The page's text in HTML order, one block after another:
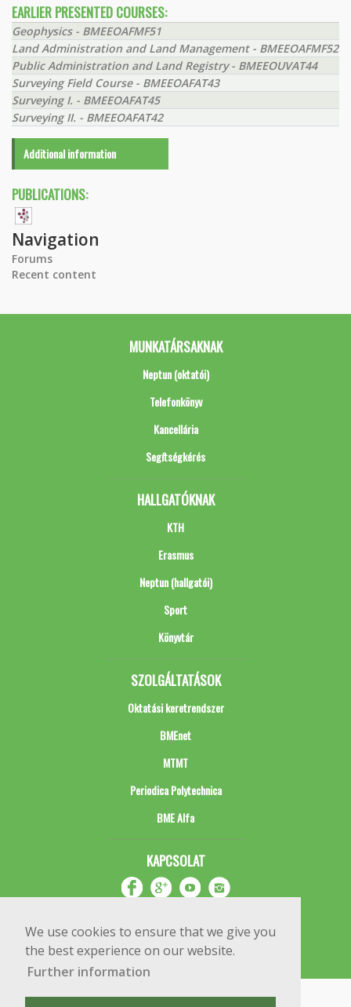
We use cookies to ensure that we give you
the best experience on our website.
Further information
EARLIER PRESENTED COURSES:
Geophysics - BMEEOAFMF51
Land Administration and Land Management - BMEEOAFMF52
Public Administration and Land Registry - BMEEOUVAT44
Surveying Field Course - BMEEOAFAT43
Surveying I. - BMEEOAFAT45
Surveying II. - BMEEOAFAT42
Additional information
PUBLICATIONS:
Navigation
Forums
Recent content
MUNKATÁRSAKNAK
Neptun (oktatói)
Telefonkönyv
Kancellária
Segítségkérés
HALLGATÓKNAK
KTH
Erasmus
Neptun (hallgatói)
Sport
Könyvtár
SZOLGÁLTATÁSOK
Oktatási keretrendszer
BMEnet
MTMT
Periodica Polytechnica
BME Alfa
KAPCSOLAT